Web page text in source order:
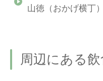
山徳（おかげ横丁）
周辺にある